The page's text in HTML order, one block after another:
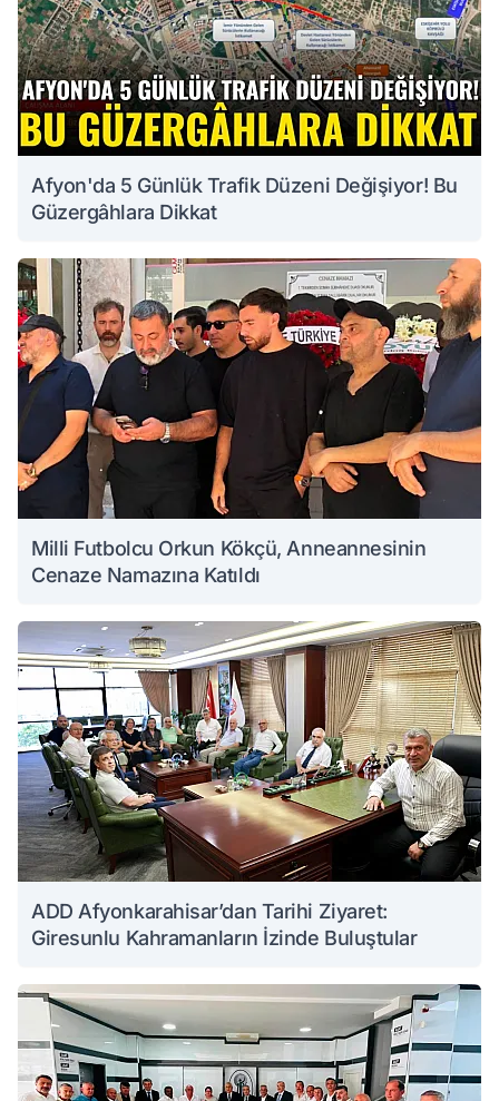
Afyon'da 5 Günlük Trafik Düzeni Değişiyor! Bu
Güzergâhlara Dikkat
Milli Futbolcu Orkun Kökçü, Anneannesinin
Cenaze Namazına Katıldı
ADD Afyonkarahisar’dan Tarihi Ziyaret:
Giresunlu Kahramanların İzinde Buluştular